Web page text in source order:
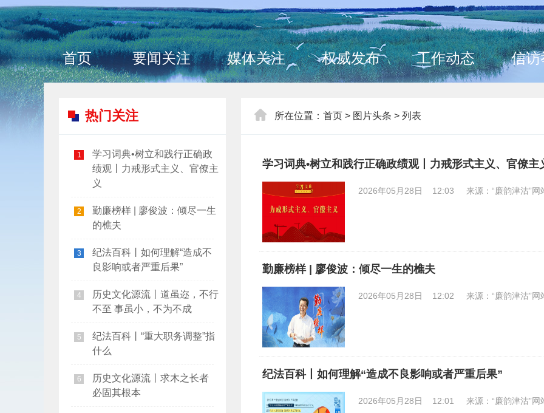
首页 要闻关注 媒体关注 权威发布 工作动态 信访
热门关注
1
学习词典•树立和践行正确政
绩观丨力戒形式主义、官僚主
义
2
勤廉榜样 | 廖俊波：倾尽一生
的樵夫
3
纪法百科丨如何理解“造成不
良影响或者严重后果”
4
历史文化源流丨道虽迩，不行
不至 事虽小，不为不成
5
纪法百科丨“重大职务调整”指
什么
6
历史文化源流丨求木之长者
必固其根本
所在位置： 首页 > 图片头条 > 列表
学习词典•树立和践行正确政绩观丨力戒形式主义、官僚主
2026年05月28日 12:03 来源：“廉韵津沽”网
勤廉榜样 | 廖俊波：倾尽一生的樵夫
2026年05月28日 12:02 来源：“廉韵津沽”网
纪法百科丨如何理解“造成不良影响或者严重后果”
2026年05月28日 12:01 来源：“廉韵津沽”网